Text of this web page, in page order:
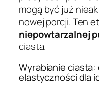
mogą być już
nowej porcji. Ten
niepowtarzalnej
ciasta.
Wyrabianie ciasta:
elastyczności dla